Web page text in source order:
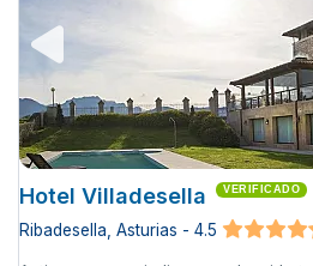
Hotel Villadesella VERIFICADO
Ribadesella, Asturias - 4.5